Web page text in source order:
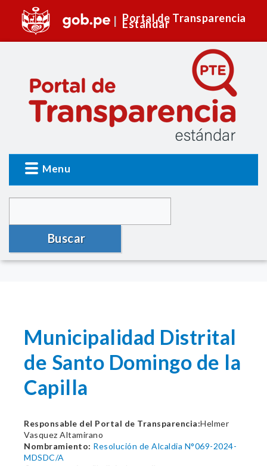
Portal de Transparencia
Estándar
Menu
Buscar
Municipalidad Distrital
de Santo Domingo de la
Capilla
Responsable del Portal de Transparencia:Helmer
Vasquez Altamirano
Nombramiento: Resolución de Alcaldia N°069-2024-
MDSDC/A